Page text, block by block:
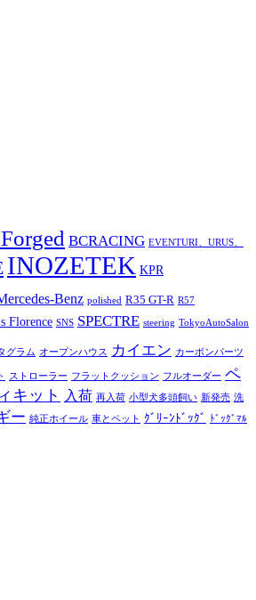
BCRACING EVENTURI、URUS、
INOZETEK KPR
Benz polished R35 GT-R R57
Florence SNS SPECTRE steering TokyoAutoSalon
グラム オープンハウス カイエン カーボンパーツ
ストローラー フラットクッション フルオーダー ペ
キット 入荷 再入荷 小型犬多頭飼い 新発売 洗
ー 純正ホイール 車とペット ｸﾞﾘｰﾝﾄﾞｯｸﾞ ﾄﾞｯｸﾞﾏﾙ